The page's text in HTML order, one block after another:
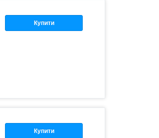
Купити
Купити